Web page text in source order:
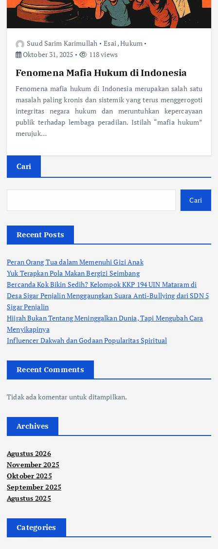
Suud Sarim Karimullah Esai,Hukum
Oktober 31, 2025
118 views
Fenomena Mafia Hukum di Indonesia
Fenomena mafia hukum di Indonesia merupakan salah satu
masalah paling kronis dan sistemik yang terus menggerogoti
integritas negara hukum dan meruntuhkan kepercayaan
publik terhadap lembaga peradilan. Istilah “mafia hukum”
merujuk…
Cari
Cari
Recent Posts
Peran Orang Tua dalam Memenuhi Gizi Anak
Yuk Terapkan Pola Makan Bergizi Seimbang
Bercanda Kok Bikin Sedih? Kelompok KKP 194 UIN Mataram di
Desa Sigar Penjalin Menggaungkan Suara Anti-Bullying dari SDN 5
Sigar Penjalin
Hijrah Bukan Tentang Meninggalkan Dunia, Tapi Mengubah Cara
Menyikapinya
Influencer Dakwah dan Godaan Popularitas Spiritual
Recent Comments
Tidak ada komentar untuk ditampilkan.
Archives
Agustus 2026
November 2025
Oktober 2025
September 2025
Agustus 2025
Categories